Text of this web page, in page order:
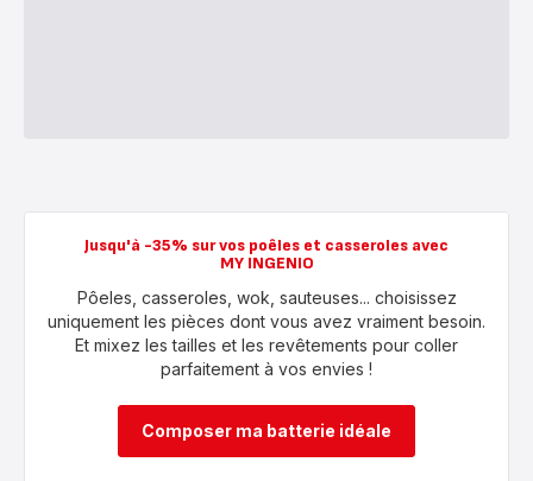
Jusqu'à -35% sur vos poêles et casseroles avec
MY INGENIO
Pôeles, casseroles, wok, sauteuses... choisissez
uniquement les pièces dont vous avez vraiment besoin.
Et mixez les tailles et les revêtements pour coller
parfaitement à vos envies !
Composer ma batterie idéale